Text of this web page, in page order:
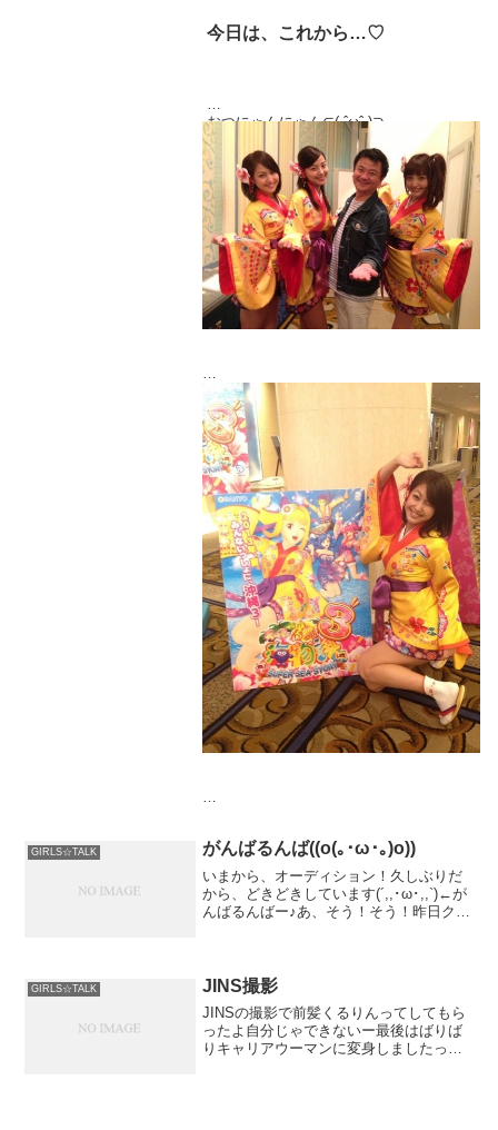
今日は、これから…♡
おつにゃんにゃん⊂( ˆωˆ )⊃
内覧会も無事におわり、
実はゲストできてくださっていた
KAWAMURA BANDの河村さんと写真と
っちゃった♩
ほんと、桑田佳祐さん激似( ´ ▽ ` )ﾉ
明日も美月ちゃんと大浦育子ちゃんと一緒
だから嬉しいな\( ˆoˆ )/
みんないつもたくさんコメントありがとう
(((o(*ﾟ▽ﾟ*)o)))
GIRLS☆TALK がんばるんば((o(｡･ω･｡)o))
いまから、オーディション！久しぶりだ
から、どきどきしています(´,,･ω･,,`)←が
んばるんばー♪あ、そう！そう！昨日クリ
GIRLS☆TALK JINS撮影
JINSの撮影で前髪くるりんってしてもら
ったよ自分じゃできないー最後はばりば
りキャリアウーマンに変身しましたっ